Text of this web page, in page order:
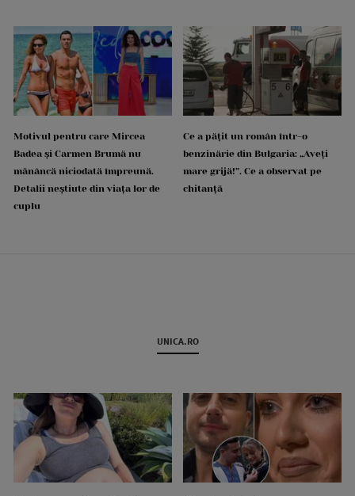
Motivul pentru care Mircea
Badea și Carmen Brumă nu
mănâncă niciodată împreună.
Detalii neștiute din viața lor de
cuplu
Ce a pățit un român într-o
benzinărie din Bulgaria: „Aveți
mare grijă!”. Ce a observat pe
chitanță
UNICA.RO